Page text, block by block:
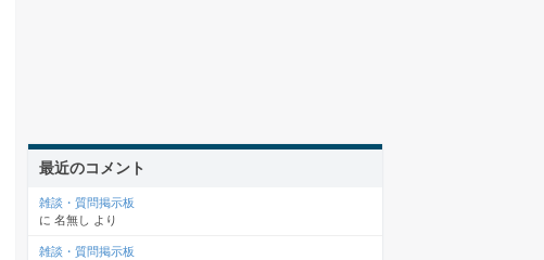
最近のコメント
雑談・質問掲示板
に 名無し より
雑談・質問掲示板